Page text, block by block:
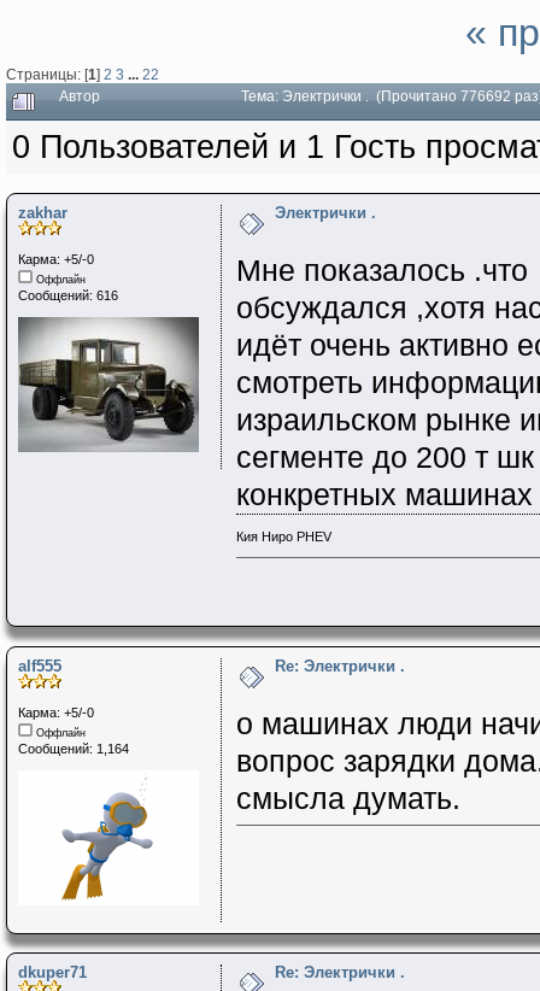
«
Страницы: [1] 2 3 ... 22
Автор Тема: Электрички . (Прочитано 776692
0 Пользователей и 1 Гость
zakhar
Карма: +5/-0
Оффлайн
Сообщений: 616
Электрички .
Мне показалось
обсуждался ,хотя
идёт очень активно
смотреть
израильском рынке
сегменте до 200 т
конкретных машинах
Кия Ниро PHEV
alf555
Карма: +5/-0
Оффлайн
Сообщений: 1,164
Re: Электрички .
о машинах люди
вопрос зарядки
смысла думать.
dkuper71 Re: Электрички .